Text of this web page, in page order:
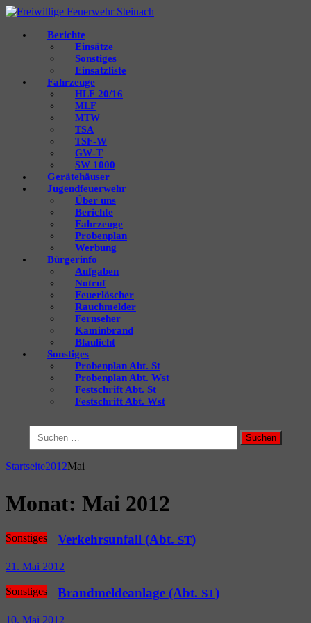
Berichte
Einsätze
Sonstiges
Einsatzliste
Fahrzeuge
HLF 20/16
MLF
MTW
TSA
TSF‑W
GW‑T
SW 1000
Gerätehäuser
Jugendfeuerwehr
Über uns
Berichte
Fahrzeuge
Probenplan
Werbung
Bürgerinfo
Aufgaben
Notruf
Feuerlöscher
Rauchmelder
Fernseher
Kaminbrand
Blaulicht
Sonstiges
Probenplan Abt. St
Probenplan Abt. Wst
Festschrift Abt. St
Festschrift Abt. Wst
nach:
Startseite2012Mai
Monat: Mai 2012
Sonstiges Verkehrsunfall (Abt. ST)
21. Mai 2012
Sonstiges Brandmeldeanlage (Abt. ST)
10. Mai 2012